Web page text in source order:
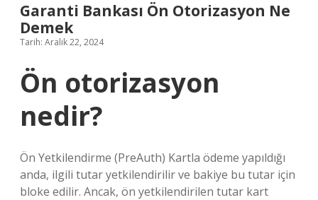
Garanti Bankası Ön Otorizasyon Ne
Demek
Tarih: Aralık 22, 2024
Ön otorizasyon
nedir?
Ön Yetkilendirme (PreAuth) Kartla ödeme yapıldığı
anda, ilgili tutar yetkilendirilir ve bakiye bu tutar için
bloke edilir. Ancak, ön yetkilendirilen tutar kart